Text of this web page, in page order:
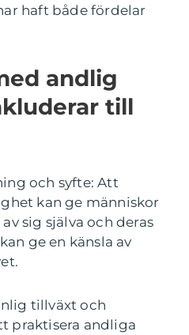
haft både fördelar
andlig
till
och syfte: Att
kan ge människor
sig själva och deras
ge en känsla av
tillväxt och
praktisera andliga